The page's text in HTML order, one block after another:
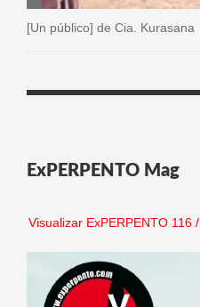
[Un público] de Cia. Kurasana
ExPERPENTO Mag
Visualizar ExPERPENTO 116/